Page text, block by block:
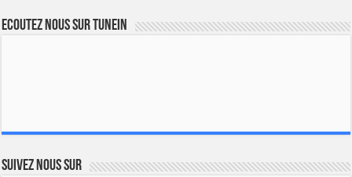
Ecoutez nous sur TuneIn
Suivez nous sur